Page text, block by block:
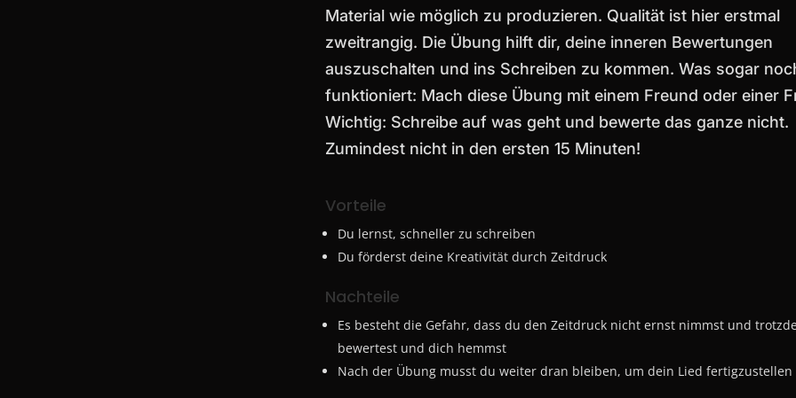
Material wie möglich zu produzieren. Qualität ist hier erstmal
zweitrangig. Die Übung hilft dir, deine inneren Bewertungen
auszuschalten und ins Schreiben zu kommen. Was sogar
funktioniert: Mach diese Übung mit einem Freund oder einer
Wichtig: Schreibe auf was geht und bewerte das ganze nicht.
Zumindest nicht in den ersten 15 Minuten!
Vorteile
Du lernst, schneller zu schreiben
Du förderst deine Kreativität durch Zeitdruck
Nachteile
Es besteht die Gefahr, dass du den Zeitdruck nicht ernst nimmst und
bewertest und dich hemmst
Nach der Übung musst du weiter dran bleiben, um dein Lied fertigzustellen